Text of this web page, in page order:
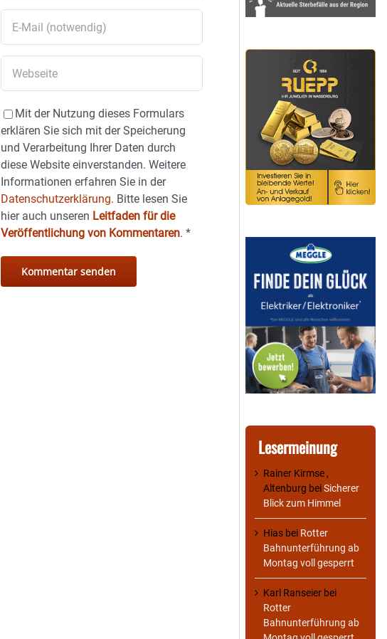
Mit der Nutzung dieses Formulars
erklären Sie sich mit der Speicherung
und Verarbeitung Ihrer Daten durch
diese Website einverstanden. Weitere
Informationen erfahren Sie in der
Datenschutzerklärung. Bitte lesen Sie
hier auch unseren Leitfaden für die
Veröffentlichung von Kommentaren.*
Lesermeinung
Rainer Kirmse ,
Altenburg beiSicherer
Blick zum Himmel
Hias bei Rotter
Bahnunterführung ab
Montag voll gesperrt
Karl Ranseier bei
Rotter
Bahnunterführung ab